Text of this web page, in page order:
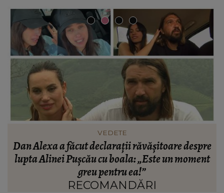
HOROSCOPUL LUNII
Veste bună pentru 3 semne zodiacale. Viața lor se
va schimba complet în a doua jumătate a lunii
august
RECOMANDĂRI